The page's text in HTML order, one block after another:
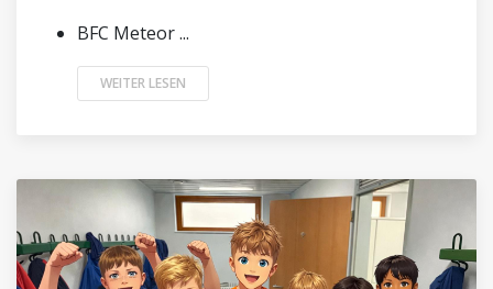
BFC Meteor ...
WEITER LESEN